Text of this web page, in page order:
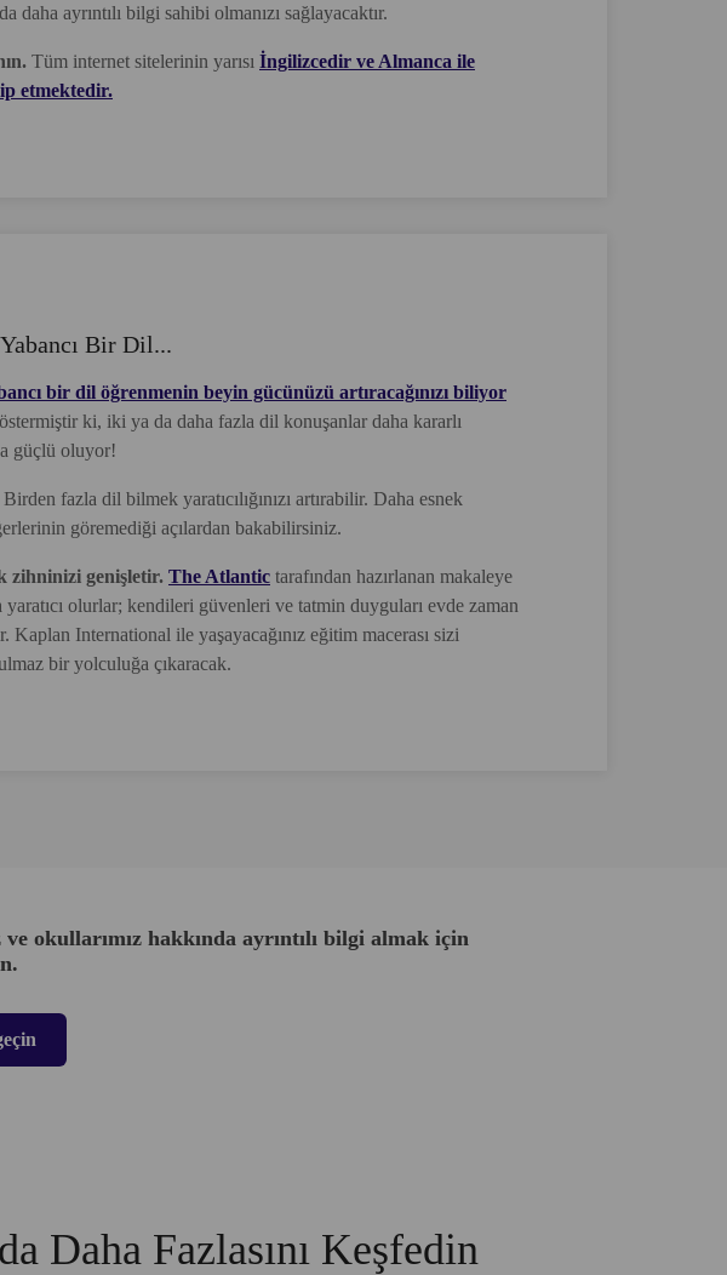
daha ayrıntılı bilgi sahibi olmanızı sağlayacaktır.
Tüm internet sitelerinin yarısı İngilizcedir ve Almanca ile
etmektedir.
Bir Dil...
bir dil öğrenmenin beyin gücünüzü artıracağınızı biliyor
ki, iki ya da daha fazla dil konuşanlar daha kararlı
güçlü oluyor!
Birden fazla dil bilmek yaratıcılığınızı artırabilir. Daha esnek
göremediği açılardan bakabilirsiniz.
zihninizi genişletir. The Atlantic tarafından hazırlanan makaleye
yaratıcı olurlar; kendileri güvenleri ve tatmin duyguları evde zaman
Kaplan International ile yaşayacağınız eğitim macerası sizi
bir yolculuğa çıkaracak.
okullarımız hakkında ayrıntılı bilgi almak için
Daha Fazlasını Keşfedin